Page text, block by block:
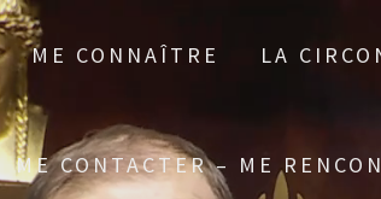
ME CONNAÎTRE LA
ME CONTACTER – ME